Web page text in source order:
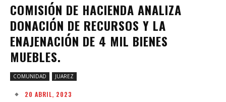
COMISIÓN DE HACIENDA ANALIZA
DONACIÓN DE RECURSOS Y LA
ENAJENACIÓN DE 4 MIL BIENES
MUEBLES.
COMUNIDAD JUAREZ
20 ABRIL, 2023